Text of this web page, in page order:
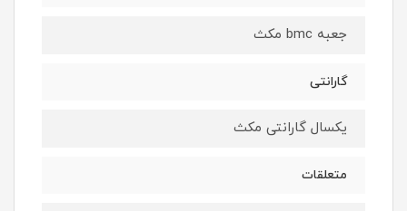
جعبه bmc مکث
گارانتی
یکسال گارانتی مکث
متعلقات